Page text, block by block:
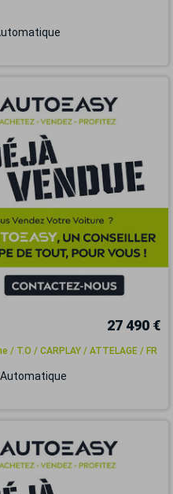
27 490 €
T.O / CARPLAY / ATTELAGE / FR
Automatique